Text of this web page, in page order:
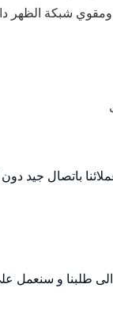
ومقوي شبكة الظهر
باتصال جيد
طلبنا و سنعمل